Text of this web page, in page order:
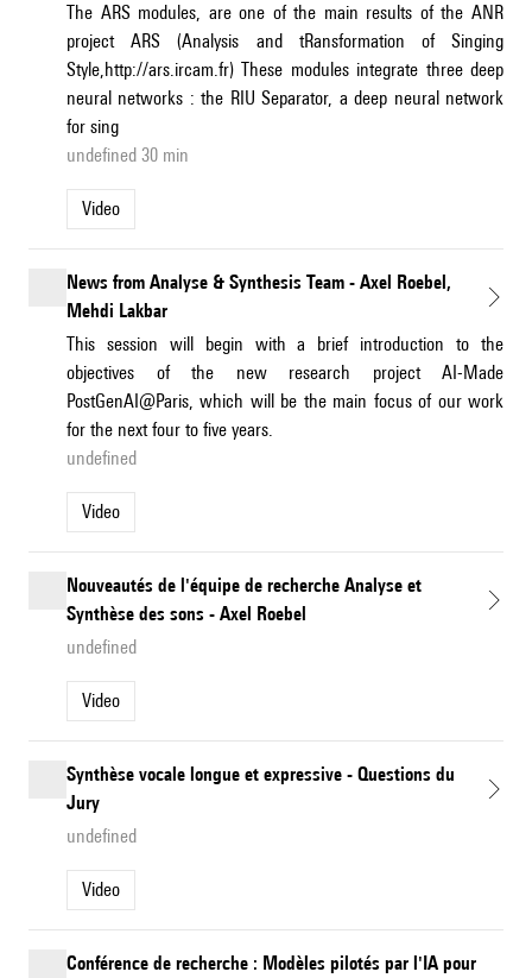
The ARS modules, are one of the main results of the ANR
project ARS (Analysis and tRansformation of Singing
Style,http://ars.ircam.fr) These modules integrate three deep
neural networks : the RIU Separator, a deep neural network
for sing
undefined 30 min
Video
News from Analyse & Synthesis Team - Axel Roebel,
Mehdi Lakbar
This session will begin with a brief introduction to the
objectives of the new research project AI-Made
PostGenAI@Paris, which will be the main focus of our work
for the next four to five years.
undefined
Video
Nouveautés de l'équipe de recherche Analyse et
Synthèse des sons - Axel Roebel
undefined
Video
Synthèse vocale longue et expressive - Questions du
Jury
undefined
Video
Conférence de recherche : Modèles pilotés par l'IA pour